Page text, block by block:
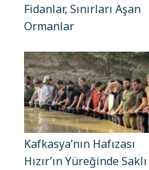
Fidanlar, Sınırları Aşan
Ormanlar
Kafkasya’nın Hafızası
Hızır’ın Yüreğinde Saklı